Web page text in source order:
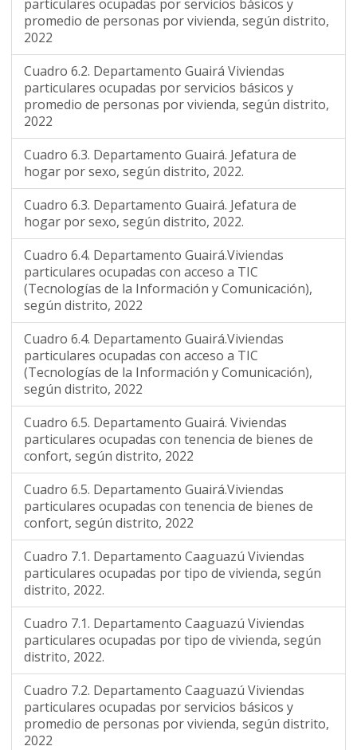
particulares ocupadas por servicios básicos y
promedio de personas por vivienda, según distrito,
2022
Cuadro 6.2. Departamento Guairá Viviendas
particulares ocupadas por servicios básicos y
promedio de personas por vivienda, según distrito,
2022
Cuadro 6.3. Departamento Guairá. Jefatura de
hogar por sexo, según distrito, 2022.
Cuadro 6.3. Departamento Guairá. Jefatura de
hogar por sexo, según distrito, 2022.
Cuadro 6.4. Departamento Guairá.Viviendas
particulares ocupadas con acceso a TIC
(Tecnologías de la Información y Comunicación),
según distrito, 2022
Cuadro 6.4. Departamento Guairá.Viviendas
particulares ocupadas con acceso a TIC
(Tecnologías de la Información y Comunicación),
según distrito, 2022
Cuadro 6.5. Departamento Guairá. Viviendas
particulares ocupadas con tenencia de bienes de
confort, según distrito, 2022
Cuadro 6.5. Departamento Guairá.Viviendas
particulares ocupadas con tenencia de bienes de
confort, según distrito, 2022
Cuadro 7.1. Departamento Caaguazú Viviendas
particulares ocupadas por tipo de vivienda, según
distrito, 2022.
Cuadro 7.1. Departamento Caaguazú Viviendas
particulares ocupadas por tipo de vivienda, según
distrito, 2022.
Cuadro 7.2. Departamento Caaguazú Viviendas
particulares ocupadas por servicios básicos y
promedio de personas por vivienda, según distrito,
2022